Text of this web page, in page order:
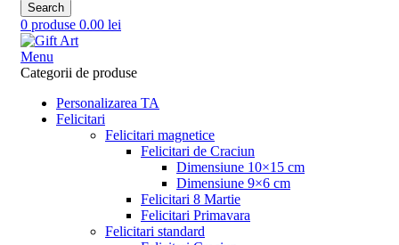
Search
0 produse 0.00 lei
Menu
Categorii de produse
Personalizarea TA
Felicitari
Felicitari magnetice
Felicitari de Craciun
Dimensiune 10×15 cm
Dimensiune 9×6 cm
Felicitari 8 Martie
Felicitari Primavara
Felicitari standard